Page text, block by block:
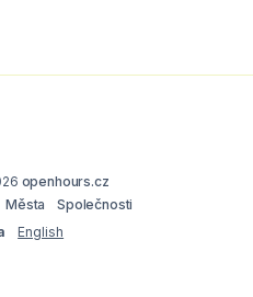
openhours.cz
Města
Společnosti
English